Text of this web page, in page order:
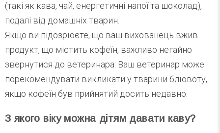
(такі як кава, чай, енергетичні напої та шоколад),
подалі від домашніх тварин.
Якщо ви підозрюєте, що ваш вихованець вжив
продукт, що містить кофеїн, важливо негайно
звернутися до ветеринара. Ваш ветеринар може
порекомендувати викликати у тварини блювоту,
якщо кофеїн був прийнятий досить недавно.
З якого віку можна дітям давати каву?